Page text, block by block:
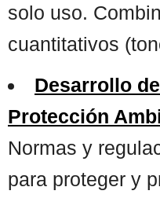
solo uso.
cuantitativos
Desarrollo
Protección
Normas y
para proteger y